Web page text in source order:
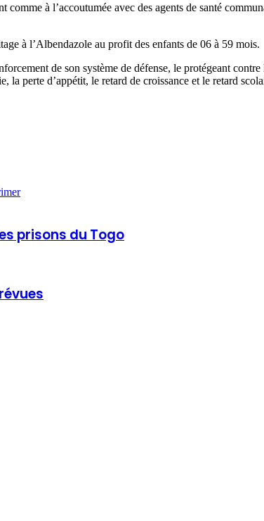
à l’accoutumée avec des agents de santé
à l’Albendazole au profit des enfants de 06 à 59 mois.
de son système de défense, le protégeant
perte d’appétit, le retard de croissance et le retard
prisons du Togo